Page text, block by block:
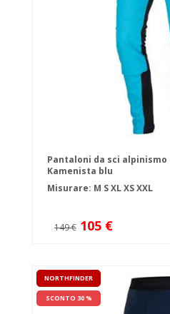
Pantaloni da sci
Kamenista blu
Misurare: M SXLXSXXL
149 € 105 €
NORTHFINDER
SCONTO 30 %